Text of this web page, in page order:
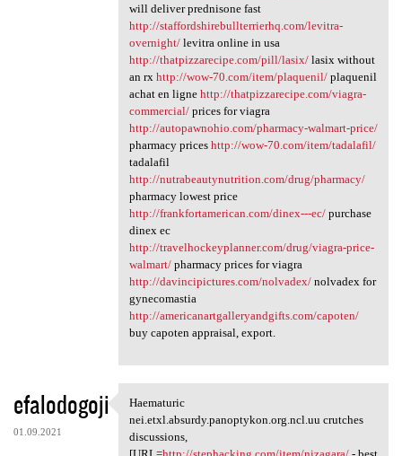
will deliver prednisone fast
http://staffordshirebullterrierhq.com/levitra-
overnight/levitra online in usa
http://thatpizzarecipe.com/pill/lasix/lasix without
an rx http://wow-70.com/item/plaquenil/plaquenil
achat en ligne http://thatpizzarecipe.com/viagra-
commercial/prices for viagra
http://autopawnohio.com/pharmacy-walmart-price/
pharmacy prices http://wow-70.com/item/tadalafil/
tadalafil
http://nutrabeautynutrition.com/drug/pharmacy/
pharmacy lowest price
http://frankfortamerican.com/dinex---ec/purchase
dinex ec
http://travelhockeyplanner.com/drug/viagra-price-
walmart/pharmacy prices for viagra
http://davincipictures.com/nolvadex/nolvadex for
gynecomastia
http://americanartgalleryandgifts.com/capoten/
buy capoten appraisal, export.
efalodogoji
01.09.2021
Haematuric nei.etxl.absurdy
Haematuric
nei.etxl.absurdy.panoptykon.org.ncl.uu crutches
discussions,